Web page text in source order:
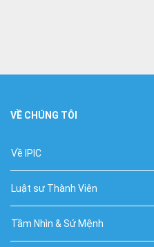
VỀ CHÚNG TÔI
Về IPIC
Luật sư Thành Viên
Tầm Nhìn & Sứ Mệnh